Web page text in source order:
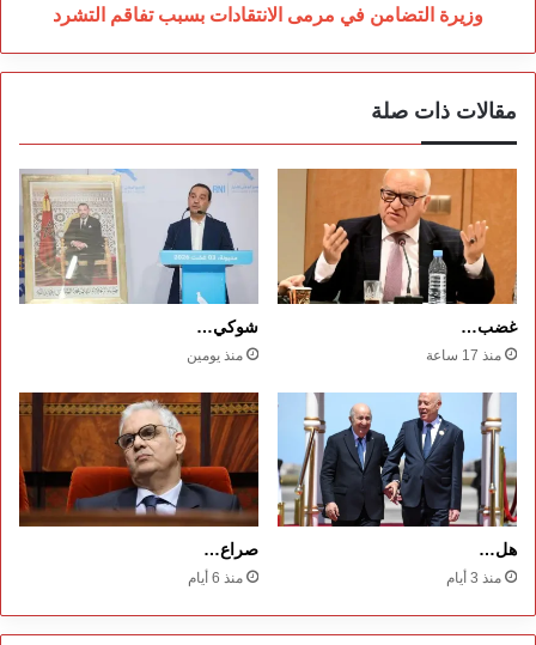
وزيرة التضامن في مرمى الانتقادات بسبب تفاقم التشرد
مقالات ذات صلة
غضب…
منذ 17 ساعة
شوكي…
منذ يومين
هل…
منذ 3 أيام
صراع…
منذ 6 أيام